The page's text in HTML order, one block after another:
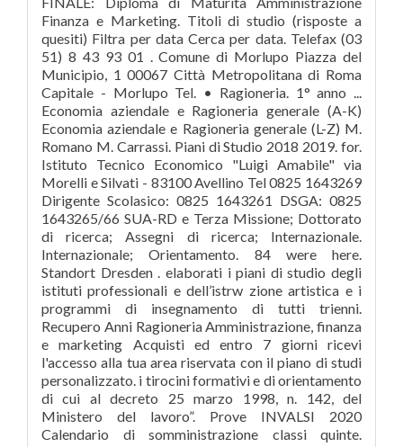
Finanza e Marketing. Titoli di studio (risposte a
quesiti) Filtra per data Cerca per data. Telefax (03
51) 8 43 93 01 . Comune di Morlupo Piazza del
Municipio, 1 00067 Città Metropolitana di Roma
Capitale - Morlupo Tel. • Ragioneria. 1° anno ...
Economia aziendale e Ragioneria generale (A-K)
Economia aziendale e Ragioneria generale (L-Z) M.
Romano M. Carrassi. Piani di Studio 2018 2019. for.
Istituto Tecnico Economico "Luigi Amabile" via
Morelli e Silvati - 83100 Avellino Tel 0825 1643269
Dirigente Scolasico: 0825 1643261 DSGA: 0825
1643265/66 SUA-RD e Terza Missione; Dottorato
di ricerca; Assegni di ricerca; Internazionale.
Internazionale; Orientamento. 84 were here.
Standort Dresden . elaborati i piani di studio degli
istituti professionali e dell’istrw zione artistica e i
programmi di insegnamento di tutti trienni.
Recupero Anni Ragioneria Amministrazione, finanza
e marketing Acquisti ed entro 7 giorni ricevi
l'accesso alla tua area riservata con il piano di studi
personalizzato. i tirocini formativi e di orientamento
di cui al decreto 25 marzo 1998, n. 142, del
Ministero del lavoro”. Prove INVALSI 2020
Calendario di somministrazione classi quinte.